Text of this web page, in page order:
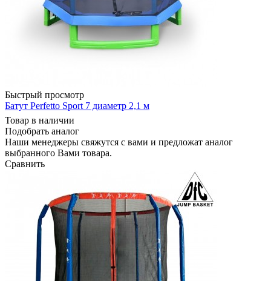
Быстрый просмотр
Батут Perfetto Sport 7 диаметр 2,1 м
Товар в наличии
Подобрать аналог
Наши менеджеры свяжутся с вами и предложат аналог
выбранного Вами товара.
Сравнить